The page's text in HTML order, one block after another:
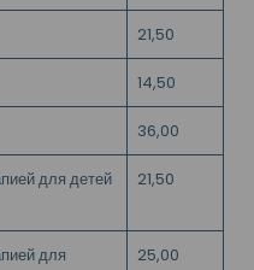
21,50
14,50
36,00
для детей
21,50
для
25,00